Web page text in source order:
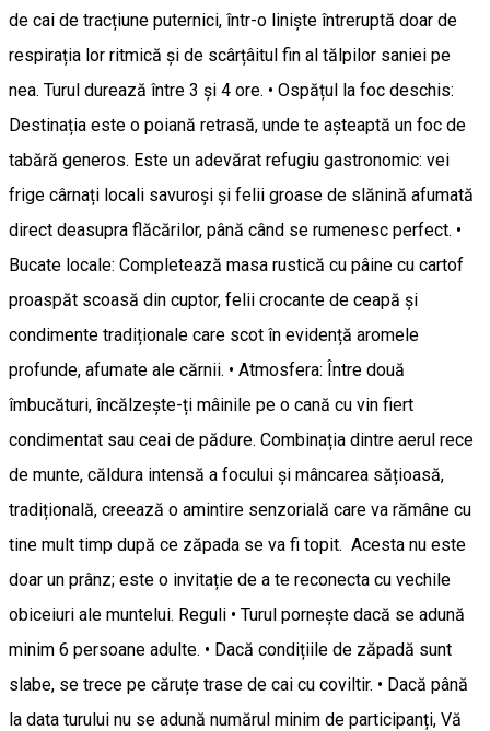
de cai de tracțiune puternici, într-o liniște întreruptă doar de
respirația lor ritmică și de scârțâitul fin al tălpilor saniei pe
nea. Turul durează între 3 și 4 ore. • Ospățul la foc deschis:
Destinația este o poiană retrasă, unde te așteaptă un foc de
tabără generos. Este un adevărat refugiu gastronomic: vei
frige cârnați locali savuroși și felii groase de slănină afumată
direct deasupra flăcărilor, până când se rumenesc perfect. •
Bucate locale: Completează masa rustică cu pâine cu cartof
proaspăt scoasă din cuptor, felii crocante de ceapă și
condimente tradiționale care scot în evidență aromele
profunde, afumate ale cărnii. • Atmosfera: Între două
îmbucături, încălzește-ți mâinile pe o cană cu vin fiert
condimentat sau ceai de pădure. Combinația dintre aerul rece
de munte, căldura intensă a focului și mâncarea sățioasă,
tradițională, creează o amintire senzorială care va rămâne cu
tine mult timp după ce zăpada se va fi topit. Acesta nu este
doar un prânz; este o invitație de a te reconecta cu vechile
obiceiuri ale muntelui. Reguli • Turul pornește dacă se adună
minim 6 persoane adulte. • Dacă condițiile de zăpadă sunt
slabe, se trece pe căruțe trase de cai cu coviltir. • Dacă până
la data turului nu se adună numărul minim de participanți, Vă